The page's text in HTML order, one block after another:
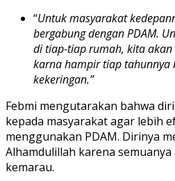
“Untuk masyarakat
bergabung dengan PDAM.
di tiap-tiap rumah, kita
karna hampir tiap tahunnya
kekeringan.”
Febmi mengutarakan bahwa
kepada masyarakat agar lebih
menggunakan PDAM. Dirinya
Alhamdulillah karena
kemarau.